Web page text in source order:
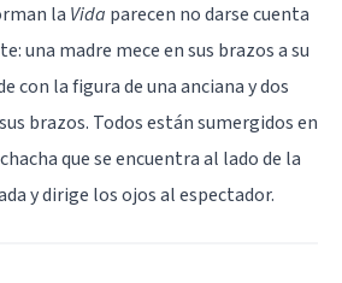
la Vida parecen no darse cuenta
una madre mece en sus brazos a su
con la figura de una anciana y dos
brazos. Todos están sumergidos en
que se encuentra al lado de la
y dirige los ojos al espectador.